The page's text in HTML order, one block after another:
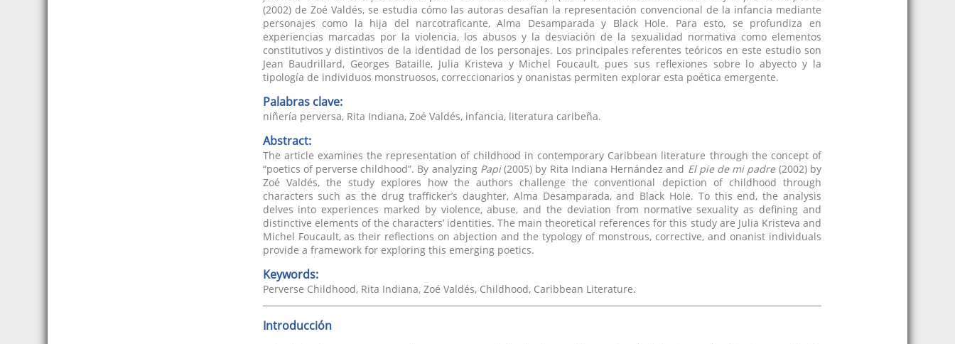
(2002) de Zoé Valdés, se estudia cómo las autoras desafían la representación convencional de la infancia mediante
personajes como la hija del narcotraficante, Alma Desamparada y Black Hole. Para esto, se profundiza en
experiencias marcadas por la violencia, los abusos y la desviación de la sexualidad normativa como elementos
constitutivos y distintivos de la identidad de los personajes. Los principales referentes teóricos en este estudio son
Jean Baudrillard, Georges Bataille, Julia Kristeva y Michel Foucault, pues sus reflexiones sobre lo abyecto y la
tipología de individuos monstruosos, correccionarios y onanistas permiten explorar esta poética emergente.
Palabras clave:
niñería perversa, Rita Indiana, Zoé Valdés, infancia, literatura caribeña.
Abstract:
The article examines the representation of childhood in contemporary Caribbean literature through the concept of
“poetics of perverse childhood”. By analyzing Papi(2005) by Rita Indiana Hernández and El pie de mi padre(2002) by
Zoé Valdés, the study explores how the authors challenge the conventional depiction of childhood through
characters such as the drug trafficker’s daughter, Alma Desamparada, and Black Hole. To this end, the analysis
delves into experiences marked by violence, abuse, and the deviation from normative sexuality as defining and
distinctive elements of the characters’ identities. The main theoretical references for this study are Julia Kristeva and
Michel Foucault, as their reflections on abjection and the typology of monstrous, corrective, and onanist individuals
provide a framework for exploring this emerging poetics.
Keywords:
Perverse Childhood, Rita Indiana, Zoé Valdés, Childhood, Caribbean Literature.
Introducción